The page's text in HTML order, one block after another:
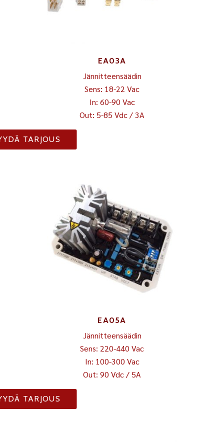
EA03A
Jännitteensäädin
Sens: 18-22 Vac
In: 60-90 Vac
Out: 5-85 Vdc / 3A
TARJOUS
EA05A
Jännitteensäädin
Sens: 220-440 Vac
In: 100-300 Vac
Out: 90 Vdc / 5A
TARJOUS